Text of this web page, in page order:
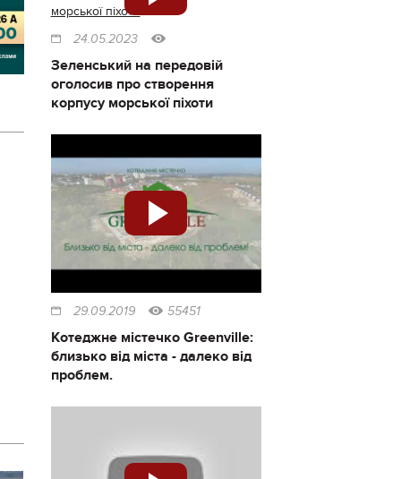
24.05.2023
Зеленський на передовій
оголосив про створення
корпусу морської піхоти
29.09.2019 55451
Котеджне містечко Greenville:
близько від міста - далеко від
проблем.